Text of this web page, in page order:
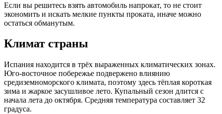
Если вы решитесь взять автомобиль напрокат, то не стоит
экономить и искать мелкие пункты проката, иначе можно
остаться обманутым.
Климат страны
Испания находится в трёх выраженных климатических зонах.
Юго-восточное побережье подвержено влиянию
средиземноморского климата, поэтому здесь тёплая короткая
зима и жаркое засушливое лето. Купальный сезон длится с
начала лета до октября. Средняя температура составляет 32
градуса.